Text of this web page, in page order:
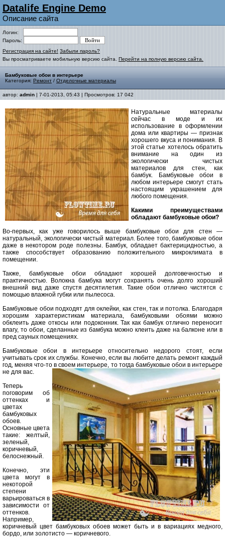
Datalife Engine Demo
Описание сайта
Логин:
Пароль:
Регистрация на сайте! Забыли пароль?
Вы просматриваете мобильную версию сайта. Перейти на полную версию сайта.
Бамбуковые обои в интерьере
Категория: Ремонт / Отделочные материалы
автор: admin | 7-01-2013, 05:43 | Просмотров: 17 042
Натуральные материалы
сейчас в моде и их
использование в оформлении
дома или квартиры — признак
хорошего вкуса и понимания. В
этой статье хотелось обратить
внимание на один из
экологически чистых
материалов для стен, как
бамбук. Бамбуковые обои в
любом интерьере смогут стать
настоящим украшением для
любого помещения.
Какими преимуществами
обладают бамбуковые обои?
Во-первых, как уже говорилось выше бамбуковые обои для стен —
натуральный, экологически чистый материал. Более того, бамбуковые обои
даже в некотором роде полезны.Бамбук, обладает бактерицидностью, а
также способствует образованию положительного микроклимата в
помещении.
Также, бамбуковые обои обладают хорошей долговечностью и
практичностью. Волокна бамбука могут сохранять очень долго хороший
внешний вид даже спустя десятилетия. Такие обои отлично чистятся с
помощью влажной губки или пылесоса.
Бамбуковые обои подходят для оклейки, как стен, так и потолка. Благодаря
хорошим характеристикам материала, бамбуковыми обоями можно
обклеить даже откосы или подоконник. Так как бамбук отлично переносит
влагу, то обои, сделанные из бамбука можно клеить даже на балконе или в
пред сауных помещениях.
Бамбуковые обои в интерьере относительно недорого стоят, если
учитывать срок их службы. Конечно, если вы любите делать ремонт каждый
год, меняя что-то в своем интерьере, то тогда бамбуковые обои в интерьере
не для вас.
Теперь
поговорим об
оттенках и
цветах
бамбуковых
обоев.
Основные цвета
такие: желтый,
зеленый,
коричневый,
белоснежный.
Конечно, эти
цвета могут в
некоторой
степени
варьироваться в
зависимости от
оттенков.
Например,
коричневый цвет бамбуковых обоев может быть и в вариациях медного,
бордо, или золотисто — коричневого.